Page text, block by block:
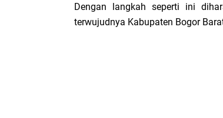
Dengan langkah seperti ini
terwujudnya Kabupaten Bogor